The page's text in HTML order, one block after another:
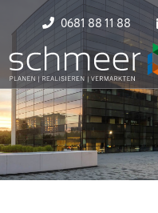
0681 88 11 88